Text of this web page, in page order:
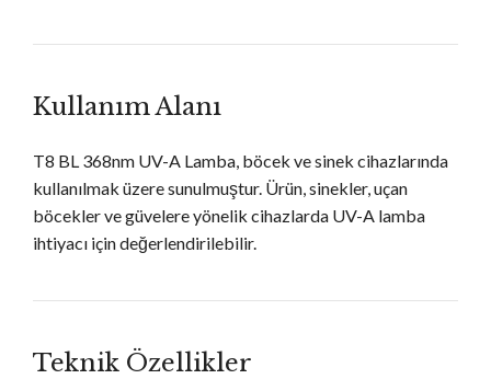
Kullanım Alanı
T8 BL 368nm UV-A Lamba, böcek ve sinek cihazlarında
kullanılmak üzere sunulmuştur. Ürün, sinekler, uçan
böcekler ve güvelere yönelik cihazlarda UV-A lamba
ihtiyacı için değerlendirilebilir.
Teknik Özellikler